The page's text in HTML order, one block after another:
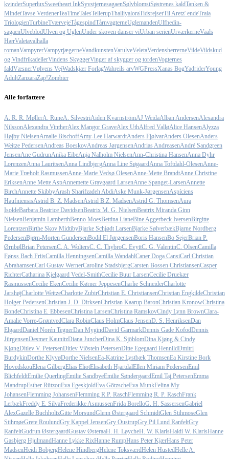
kvinderSuperluxSweetheart InkSyvstjernesagaenSølvblomstSøstrenes kaldTanken &
MindetTavse VerdenerTeaTimeTalesTellerupThalliyaloraTidsrejserTil Aretz' endeTraia
TriologienTurbineTværvejeTågespindTårnvagterneUglemandenUlfhedin-
sagaenUlveblodUlven og UglenUnder skoven danser viUrban serienUrværkerneVaals
HærValetavalhalla
romanVampyrerVampyrjægerneVandkunstenVarulveVeletaVerdensherrerneVildeVildskud
og VindfrikadellerVindens SkyggerVinger af skygger og tordenVogternes
faldVæsnerVølvens VejWadskjær ForlagWahreils arvWGPressXanas BogYadriderYoung
AdultZanzaraZap!Zombier
Alle forfattere
A. R. R. MøllerA. RuneA. SilvestriAiden KvarnströmAJ WeidaAlban AndersenAlexandra
NilssonAlexandra VintherAlex Mangor GraveAlex UthAlfred ValløAlice HansenAlyzza
Højby NielsenAmalie BischoffAmy-Lee HarwardtAnders FjølvarAnders OlesenAnders
Weitze PedersenAndreas BoeskovAndreas JørgensenAndrias AndreasenAndré Sandgreen
JensenAne GudrunAnika EibeAnja Nalholm NielsenAnn-Christina HansenAnna Dyhr
LorenzenAnna LauritsenAnna LindbjergAnna Line SøgaardAnna Toftdahl-OlesenAnne-
Marie Træholt RasmussenAnne-Marie Vedsø OlesenAnne-Mette BrandtAnne Christine
EriksenAnne Mette AspAnnemette Gravgaard LarsenAnne Spanget-LarsenAnnette
BirchAnnette SkibbyArash Sharifzadeh AbdiAske Munk-JørgensenAspíciens
HaufniensisAstrid B. Z. MadsenAstrid B.Z. MadsenAstrid G. ThomsenAura
IsoldeBarbara Beatrice DavidsenBeatrix M. G. NielsenBeatrix Miranda Ginn
NielsenBenjamin LamberthBenno MoesBettina LianeBine Aggerbeck IversenBirgitte
LorentzenBirthe Skov MidtibyBjarke Schjødt LarsenBjarke SølverbækBjarne Nordberg
PedersenBjørn-Morten GundersenBodil El JørgensenBoris HansenBo SejerBrian P.
ØrnbølBrian PetersenC. A. WoltersC. C. ThybroC. EvyttC. G. ValentinC. OlsenCamilla
Fønss Bach FriisCamilla HenningsenCamilla WandahlCaner Doga CansiCarl Christian
AbrahamsenCarl Gustav WernerCaroline StadsbjergCarsten Bossen ChristiansenCasper
RichterCatharina Kjelgaard Vedel-SmithCecilie Buur LarsenCecilie Druekær
RasmussenCecilie EkenCecilie Kørner JeppesenCharlie SchneiderCharlotte
JarshøjCharlotte WeitzeCharlotte ZubirChristian E. ChristiansenChristian EngkildeChristian
Holger PedersenChristian J. D. DirksenChristian Kaarup BaronChristian KronowChristina
BondeChristina E. EbbesenChristina LarsenChristina RamskovCindy Lynn BrownClara-
Amalie Vorre-GrøntvedClara RobinClaus HolmClaus JensenD. S. HenriksenDan
ElgaardDaniel Norén TegnerDan MygindDavid GarmarkDennis Gade KofodDennis
JürgensenDesmer KaunitzDiana JuncherDina K. SjöblomDina Kjøng & Cindy
KjøngDitlev V. PetersenDitlev Viðstein PetersenDitte Egegaard HennildDmitri
BurdykinDorthe KlyvøDorthe NielsenEa-Katrine Lystbæk ThomsenEa Kirstine Bork
HovedskouElena GilbergElias EliotElisabeth HjartdalEllen Miriam PedersenEmil
BlichfeldtEmilie QuerlingEmilie SandbyeEmilie SøndergaardEmil Taj PetersenEmma
MandrupEsther RützouEva EgeskjoldEva GötzscheEva MunkFelina My
JohansenFlemming JohansenFlemming R.P. RaschFlemming R. P. RaschFrank
LerbækFreddy E. SilvaFrederikke AsmussenFrida BorelloG. H. SassersenGabriel
AlexGazelle BuchholtzGitte MorsundGlenn Østergaard SchmidtGlen StihmoseGlen
StihmøeGrete RoulundGry Kappel JensenGry OustrupGry Pil Lund RanfeltGry
RanfeltGudrun ØstergaardGustav ØsteraaH. H. LøycheH. W. KlarisHaidi W. KlarisHanne
Gasbjerg HjulmandHanne Lykke RixHanne RumpHans Peter KjærHans Peter
MadsenHeidi BobjergHelene HindbergHelene ToksværdHelen HustedHelle A.